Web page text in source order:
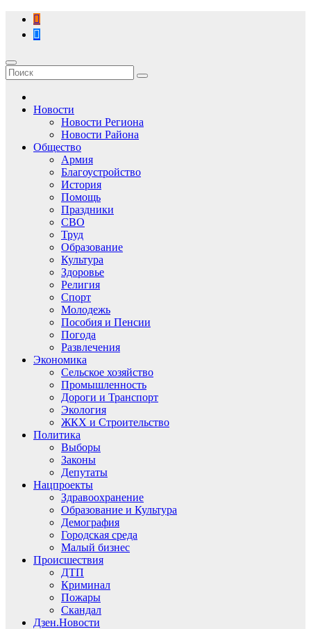
Перейти
содержимому
Новости
Новости Региона
Новости Района
Общество
Армия
Благоустройство
История
Помощь
Праздники
СВО
Труд
Образование
Культура
Здоровье
Религия
Спорт
Молодежь
Пособия и Пенсии
Погода
Развлечения
Экономика
Сельское хозяйство
Промышленность
Дороги и Транспорт
Экология
ЖКХ и Строительство
Политика
Выборы
Законы
Депутаты
Нацпроекты
Здравоохранение
Образование и Культура
Демография
Городская среда
Малый бизнес
Происшествия
ДТП
Криминал
Пожары
Скандал
Дзен.Новости